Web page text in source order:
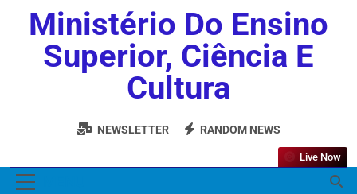
Ministério Do Ensino
Superior, Ciência E
Cultura
NEWSLETTER RANDOM NEWS
Live Now